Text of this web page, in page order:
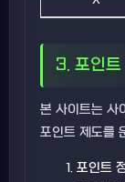
3. 포인트
본 사이트는 사
포인트 제도를
포인트